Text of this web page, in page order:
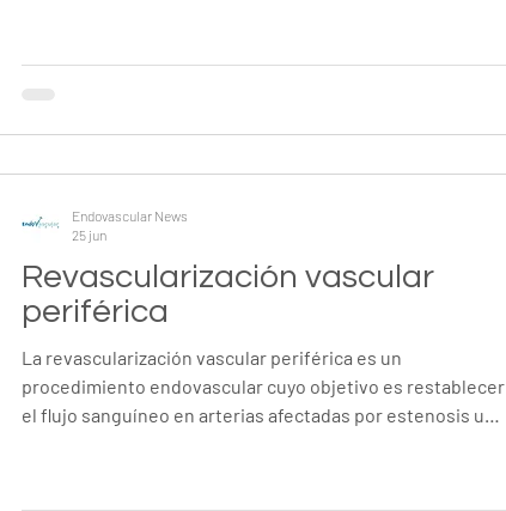
sistema SABERWAVE ECO-200G, una pl
Revascularización vascular
periférica
La revascularización vascular periférica es un
procedimiento endovascular cuyo objetivo es restablecer
el flujo sanguíneo en arterias afectadas por estenosis u
Endovascular News
25 jun